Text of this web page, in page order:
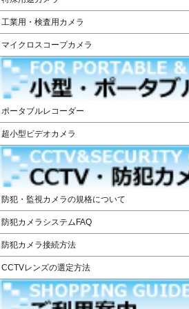
工業用・検査用カメラ
マイクロスコープカメラ
ポータブルレコーダー
超小型ビデオカメラ
防犯・監視カメラの規格について
防犯カメラシステムFAQ
防犯カメラ接続方法
CCTVレンズの選定方法